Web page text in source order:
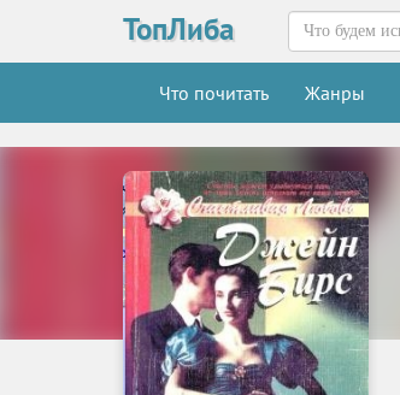
ТопЛиба
Что почитать Жанры